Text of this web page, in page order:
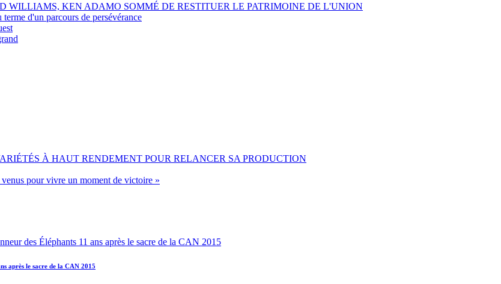
WILLIAMS, KEN ADAMO SOMMÉ DE RESTITUER LE PATRIMOINE DE L'UNION
d'un parcours de persévérance
À HAUT RENDEMENT POUR RELANCER SA PRODUCTION
pour vivre un moment de victoire »
après le sacre de la CAN 2015